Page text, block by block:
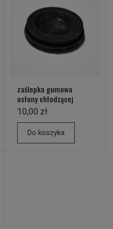
zaślepka gumowa
osłony chłodzącej
10,00 zł
Do koszyka